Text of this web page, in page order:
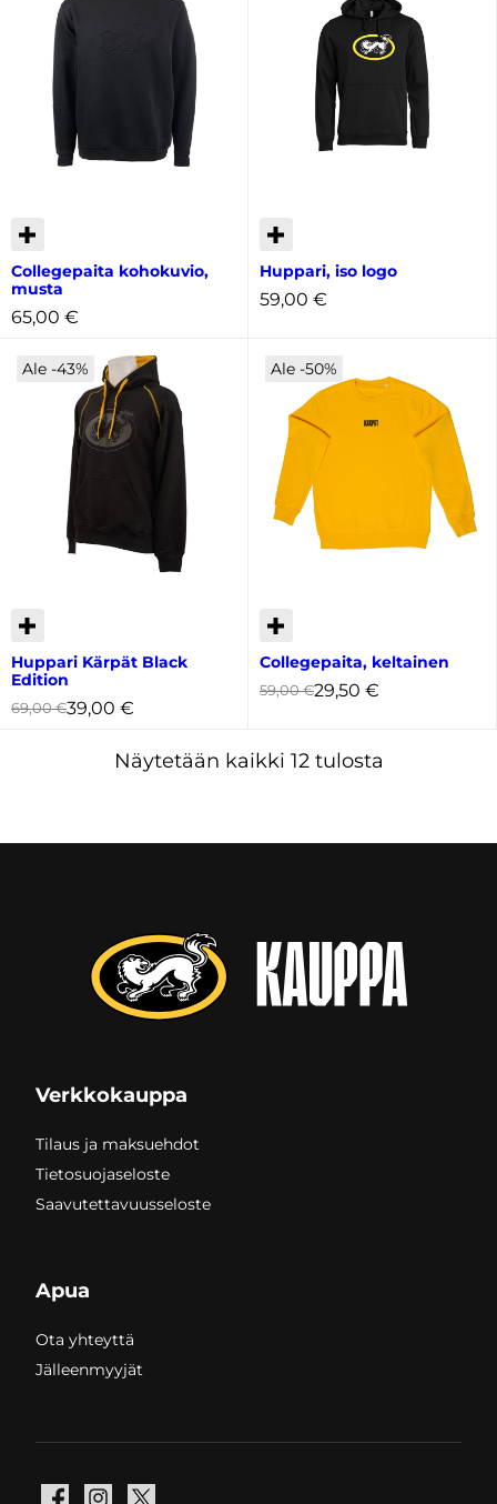
Collegepaita kohokuvio,
musta
65,00 €
Huppari, iso logo
59,00 €
Ale -43%
Huppari Kärpät Black
Edition
69,00€39,00 €
Ale -50%
Collegepaita, keltainen
59,00€29,50 €
Näytetään kaikki 12 tulosta
Verkkokauppa
Tilaus ja maksuehdot
Tietosuojaseloste
Saavutettavuusseloste
Apua
Ota yhteyttä
Jälleenmyyjät